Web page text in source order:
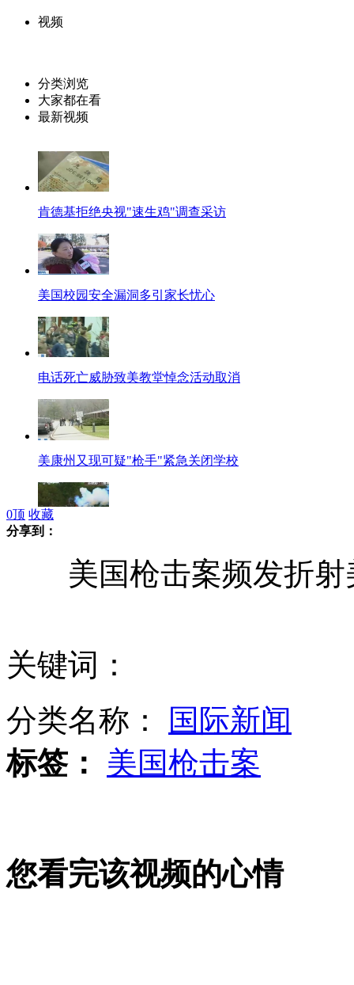
视频
分类浏览
大家都在看
最新视频
肯德基拒绝央视"速生鸡"调查采访
美国校园安全漏洞多引家长忧心
电话死亡威胁致美教堂悼念活动取消
美康州又现可疑"枪手"紧急关闭学校
日本将向海地提供武器装备
日拟研发新型无人机 可连续飞3天
0顶 收藏
分享到：
美国枪击案频发折射
关键词：
分类名称：
国际新闻
标签：
美国枪击案
您看完该视频的心情